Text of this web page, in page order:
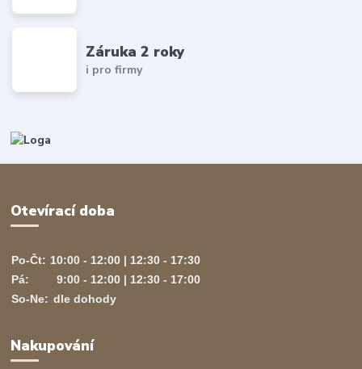
Záruka 2 roky
i pro firmy
Otevírací doba
Po-Čt: 10:00 - 12:00 | 12:30 - 17:30
Pá:
9:00 - 12:00 | 12:30 - 17:00
So-Ne: dle dohody
Nakupování